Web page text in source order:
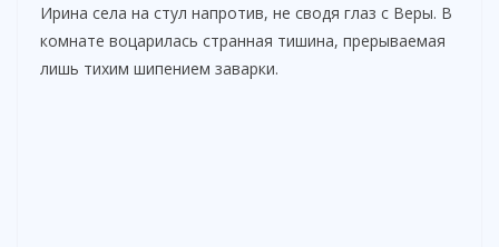
Ирина села на стул напротив, не сводя глаз с Веры. В
комнате воцарилась странная тишина, прерываемая
лишь тихим шипением заварки.